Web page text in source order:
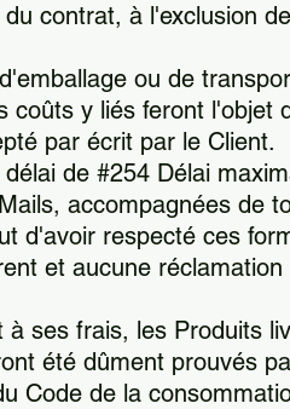
contrat, à l'exclusion
ou de
coûts y liés feront l'objet
par écrit par le Client.
de #254 Délai
accompagnées de
d'avoir respecté ces
et aucune réclamation
ses frais, les Produits
été dûment prouvés
Code de la